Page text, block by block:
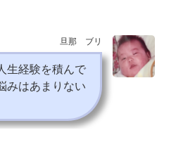
旦那 ブリ
生経験を積んで
みはあまりない